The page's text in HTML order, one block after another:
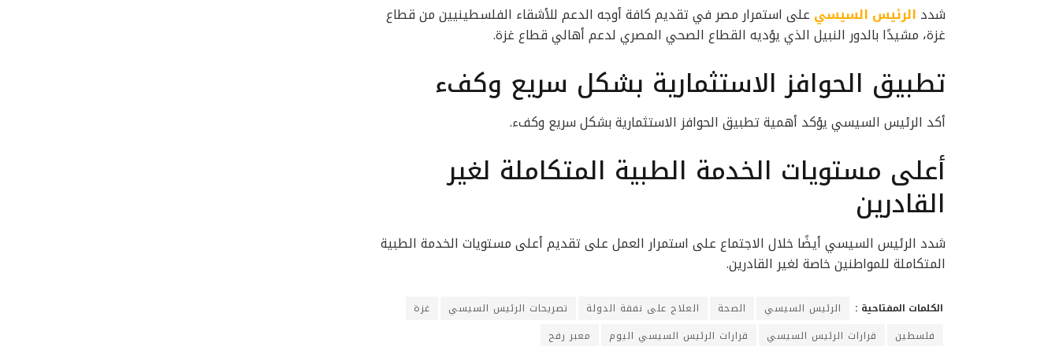
شدد الرئيس السيسي على استمرار مصر في تقديم كافة أوجه الدعم للأشقاء الفلسطينيين من قطاع
غزة، مشيدًا بالدور النبيل الذي يؤديه القطاع الصحي المصري لدعم أهالي قطاع غزة.
تطبيق الحوافز الاستثمارية بشكل سريع وكفء
أكد الرئيس السيسي يؤكد أهمية تطبيق الحوافز الاستثمارية بشكل سريع وكفء.
أعلى مستويات الخدمة الطبية المتكاملة لغير
القادرين
شدد الرئيس السيسي أيضًا خلال الاجتماع على استمرار العمل على تقديم أعلى مستويات الخدمة الطبية
المتكاملة للمواطنين خاصة لغير القادرين.
الكلمات المفتاحية : الرئيس السيسي الصحة العلاج على نفقة الدولة تصريحات الرئيس السيسي
غزة
فلسطين
قرارات الرئيس السيسي قرارات الرئيس السيسي اليوم معبر رفح